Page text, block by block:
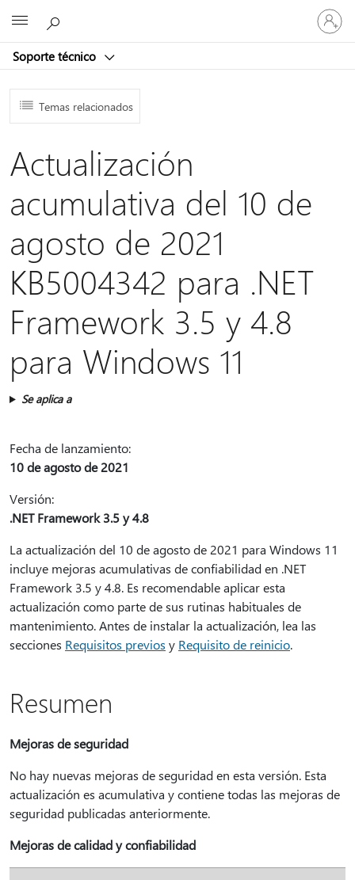
Soporte técnico
Iniciar
sesión
en
cuenta
Temas relacionados
Actualización
acumulativa del 10 de
agosto de 2021
KB5004342 para .NET
Framework 3.5 y 4.8
para Windows 11
Se aplica a
Fecha de lanzamiento:
10 de agosto de 2021
Versión:
.NET Framework 3.5 y 4.8
La actualización del 10 de agosto de 2021 para Windows 11
incluye mejoras acumulativas de confiabilidad en .NET
Framework 3.5 y 4.8. Es recomendable aplicar esta
actualización como parte de sus rutinas habituales de
mantenimiento. Antes de instalar la actualización, lea las
secciones Requisitos previos y Requisito de reinicio.
Resumen
Mejoras de seguridad
No hay nuevas mejoras de seguridad en esta versión. Esta
actualización es acumulativa y contiene todas las mejoras de
seguridad publicadas anteriormente.
Mejoras de calidad y confiabilidad